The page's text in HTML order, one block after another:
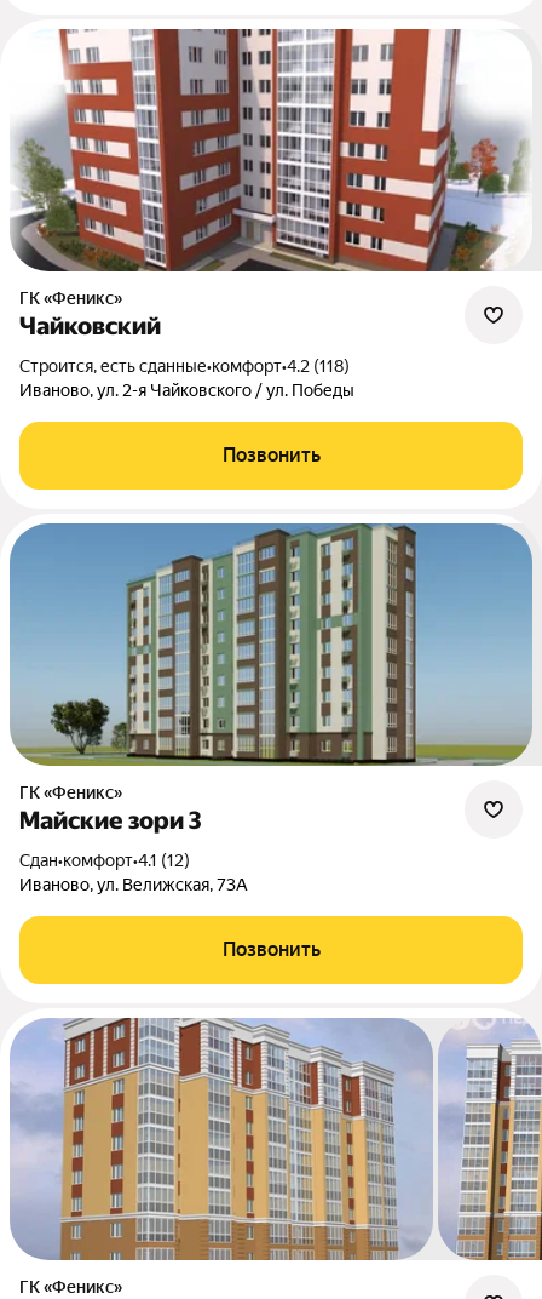
ГК «Феникс»
Чайковский
Строится, есть сданные•комфорт•4.2 (118)
Иваново, ул. 2-я Чайковского / ул. Победы
Позвонить
ГК «Феникс»
Майские зори 3
Сдан•комфорт•4.1 (12)
Иваново, ул. Велижская, 73А
Позвонить
ГК «Феникс»